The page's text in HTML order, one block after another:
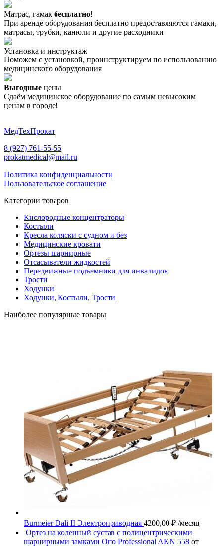
Матрас, гамак бесплатно!
При аренде оборудования бесплатно предоставляются гамаки,
матрасы, трубки, канюли и другие расходники
Установка и инструктаж
Поможем с установкой, проинструктируем по использованию
медицинского оборудования
Выгодные цены
Сдаём медицинское оборудование по самым невысоким
ценам в городе!
МедТехПрокат
8 (927) 761-55-55
prokatmedical@mail.ru
Политика конфиденциальности
Пользовательское соглашение
Категории товаров
Кислородные концентраторы
Костыли
Кресла коляски с судном и без
Медицинские кровати
Ортезы шарнирные
Отсасыватели жидкостей
Передвижные подъемники для инвалидов
Трости
Ходунки
Ходунки, Костыли, Трости
Наиболее популярные товары
Burmeier Dali II Электроприводная 4200,00 ₽ /месяц
Ортез на коленный сустав с полицентрическими
шарнирными замками Orto Professional AKN 558 от